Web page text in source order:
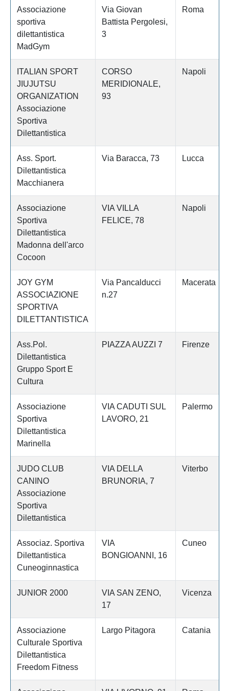
Associazione
sportiva
dilettantistica
MadGym
Via Giovan
Battista Pergolesi,
3
Roma
ITALIAN SPORT
JIUJUTSU
ORGANIZATION
Associazione
Sportiva
Dilettantistica
CORSO
MERIDIONALE,
93
Napoli
Ass. Sport.
Dilettantistica
Macchianera
Via Baracca, 73 Lucca
Associazione
Sportiva
Dilettantistica
Madonna dell'arco
Cocoon
VIA VILLA
FELICE, 78
Napoli
JOY GYM
ASSOCIAZIONE
SPORTIVA
DILETTANTISTICA
Via Pancalducci
n.27
Macerata
Ass.Pol.
Dilettantistica
Gruppo Sport E
Cultura
PIAZZA AUZZI 7 Firenze
Associazione
Sportiva
Dilettantistica
Marinella
VIA CADUTI SUL
LAVORO, 21
Palermo
JUDO CLUB
CANINO
Associazione
Sportiva
Dilettantistica
VIA DELLA
BRUNORIA, 7
Viterbo
Associaz. Sportiva
Dilettantistica
Cuneoginnastica
VIA
BONGIOANNI, 16
Cuneo
JUNIOR 2000
VIA SAN ZENO,
17
Vicenza
Associazione
Culturale Sportiva
Dilettantistica
Freedom Fitness
Largo Pitagora Catania